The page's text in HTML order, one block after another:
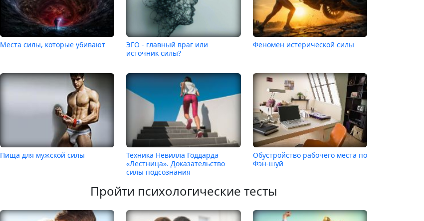
Места силы, которые убивают
ЭГО - главный враг или
источник силы?
Феномен истерической силы
Пища для мужской силы
Техника Невилла Годдарда
«Лестница». Доказательство
силы подсознания
Обустройство рабочего места по
Фэн-шуй
Пройти психологические тесты